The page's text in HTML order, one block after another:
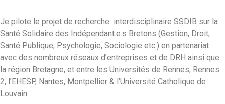
Je pilote le projet de recherche interdisciplinaire SSDIB sur la
Santé Solidaire des Indépendant.e.s Bretons (Gestion, Droit,
Santé Publique, Psychologie, Sociologie etc.) en partenariat
avec des nombreux réseaux d’entreprises et de DRH ainsi que
la région Bretagne, et entre les Universités de Rennes, Rennes
2, l’EHESP, Nantes, Montpellier & l’Université Catholique de
Louvain.